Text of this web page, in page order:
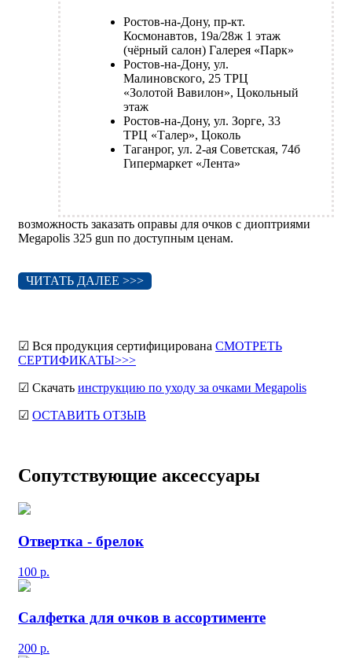
Ростов-на-Дону, пр-кт.
Космонавтов, 19а/28ж 1 этаж
(чёрный салон) Галерея «Парк»
Ростов-на-Дону, ул.
Малиновского, 25 ТРЦ
«Золотой Вавилон», Цокольный
этаж
Ростов-на-Дону, ул. Зорге, 33
ТРЦ «Талер», Цоколь
Таганрог, ул. 2-ая Советская, 74б
Гипермаркет «Лента»
возможность заказать оправы для очков с диоптриями
Megapolis 325 gun по доступным ценам.
ЧИТАТЬ ДАЛЕЕ >>>
☑ Вся продукция сертифицирована СМОТРЕТЬ
СЕРТИФИКАТЫ>>>
☑ Скачать инструкцию по уходу за очками Megapolis
☑ ОСТАВИТЬ ОТЗЫВ
Сопутствующие аксессуары
Отвертка - брелок
100 р.
Салфетка для очков в ассортименте
200 р.